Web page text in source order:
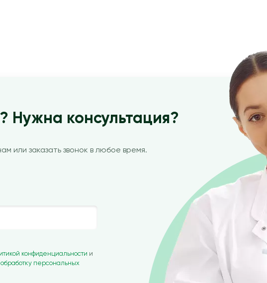
Нужна консультация?
или заказать звонок в любое время.
конфиденциальности и
персональных